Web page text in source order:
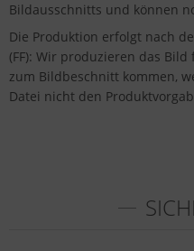
Bildausschnitts und können
Die Produktion erfolgt nach
(FF): Wir produzieren das
zum Bildbeschnitt kommen,
Datei nicht den